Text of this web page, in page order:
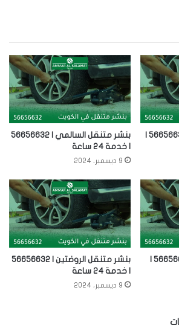
بنشر متنقل السالمي | 56656632
| خدمة 24 ساعة
9 ديسمبر، 2024
بنشر متنقل الروضتين | 56656632
| خدمة 24 ساعة
9 ديسمبر، 2024